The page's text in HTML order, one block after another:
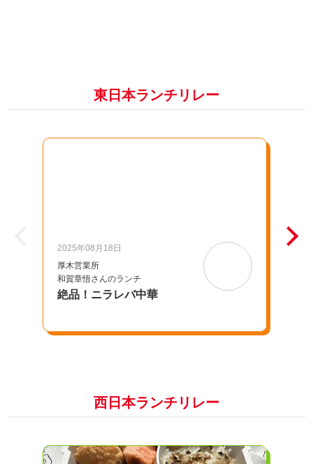
西日本ランチリレー
東日本ランチリレー
2025年08月18日
厚木営業所
和賀章悟さんのランチ
絶品！ニラレバ中華